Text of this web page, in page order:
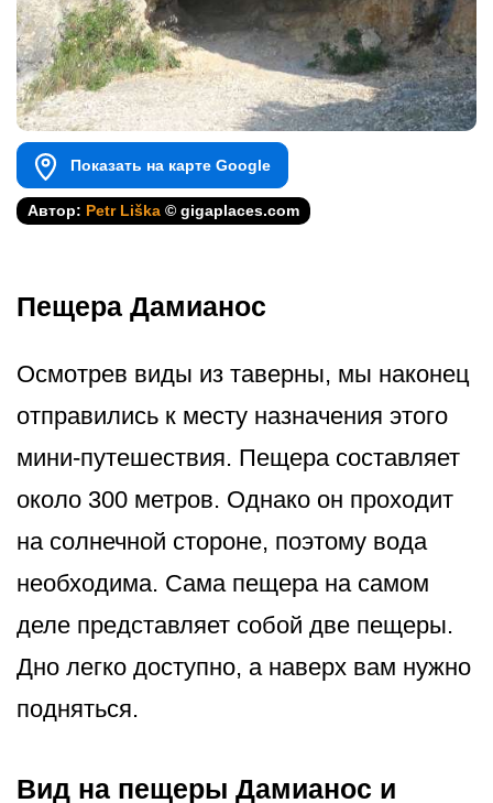
Показать на карте Google
Автор: Petr Liška © gigaplaces.com
Пещера Дамианос
Осмотрев виды из таверны, мы наконец
отправились к месту назначения этого
мини-путешествия. Пещера составляет
около 300 метров. Однако он проходит
на солнечной стороне, поэтому вода
необходима. Сама пещера на самом
деле представляет собой две пещеры.
Дно легко доступно, а наверх вам нужно
подняться.
Вид на пещеры Дамианос и